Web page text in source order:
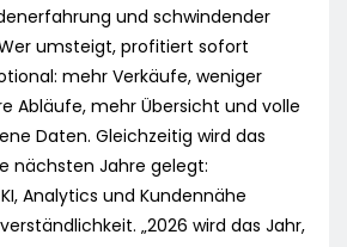
und schwindender
umsteigt, profitiert sofort
mehr Verkäufe, weniger
Abläufe, mehr Übersicht und volle
Daten. Gleichzeitig wird das
nächsten Jahre gelegt:
Analytics und Kundennähe
„2026 wird das Jahr,